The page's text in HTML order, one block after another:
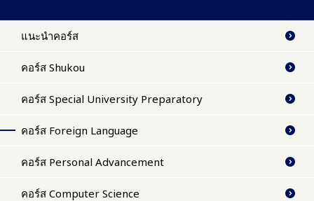
แนะนำคอร์ส
คอร์ส Shukou
คอร์ส Special University Preparatory
คอร์ส Foreign Language
คอร์ส Personal Advancement
คอร์ส Computer Science